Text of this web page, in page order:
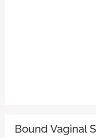
Bound Vaginal